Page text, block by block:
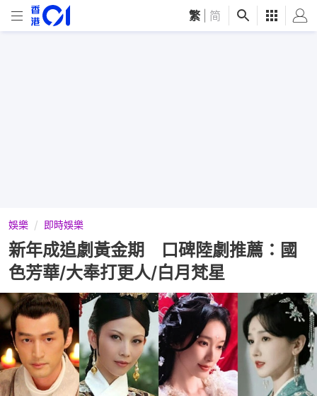
繁 简
娛樂 即時娛樂
新年成追劇黃金期 口碑陸劇推薦：國
色芳華/大奉打更人/白月梵星